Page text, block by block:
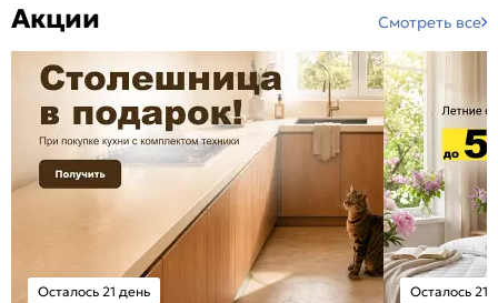
Акции Смотреть все
Осталось 21 день Осталось 21